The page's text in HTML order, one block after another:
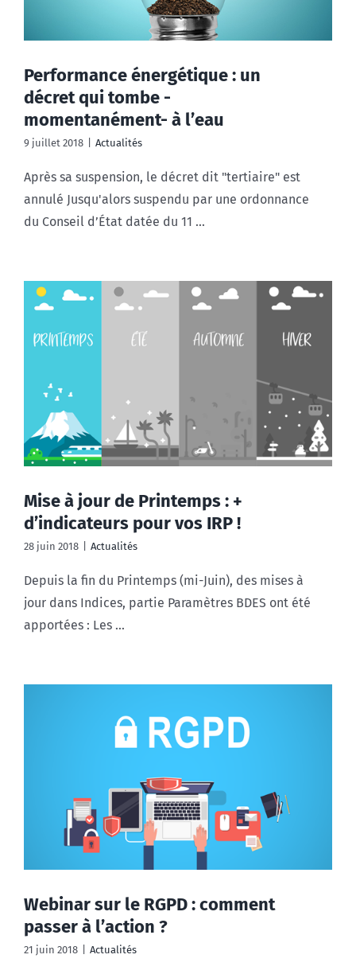
Performance énergétique : un
décret qui tombe -
momentanément- à l’eau
9 juillet 2018 Actualités
Après sa suspension, le décret dit "tertiaire" est
annulé Jusqu'alors suspendu par une ordonnance
du Conseil d’État datée du 11 ...
Mise à jour de Printemps : +
d’indicateurs pour vos IRP !
28 juin 2018 Actualités
Depuis la fin du Printemps (mi-Juin), des mises à
jour dans Indices, partie Paramètres BDES ont été
apportées : Les ...
Webinar sur le RGPD : comment
passer à l’action ?
21 juin 2018 Actualités